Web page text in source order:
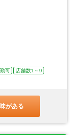
可
店舗数1～9
がある